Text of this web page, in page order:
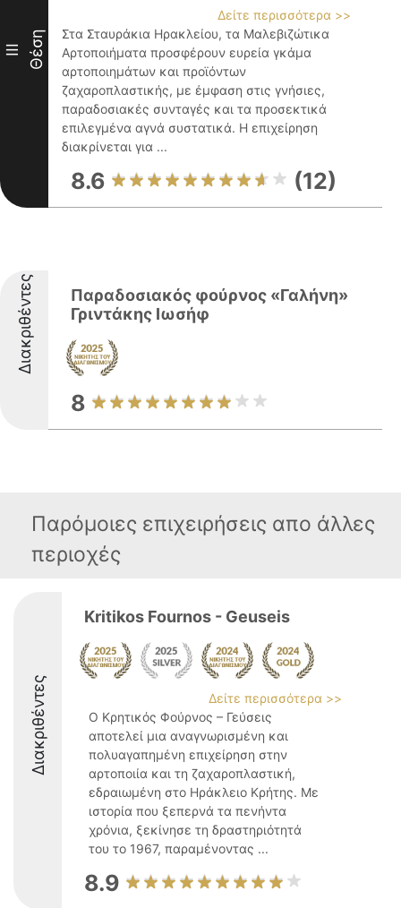
III Θέση
Δείτε περισσότερα >>
Στα Σταυράκια Ηρακλείου, τα Μαλεβιζώτικα
Αρτοποιήματα προσφέρουν ευρεία γκάμα
αρτοποιημάτων και προϊόντων
ζαχαροπλαστικής, με έμφαση στις γνήσιες,
παραδοσιακές συνταγές και τα προσεκτικά
επιλεγμένα αγνά συστατικά. Η επιχείρηση
διακρίνεται για ...
8.6 (12)
Διακριθέντες
Παραδοσιακός φούρνος «Γαλήνη»
Γριντάκης Ιωσήφ
8
Παρόμοιες επιχειρήσεις απο άλλες
περιοχές
Διακριθέντες
Kritikos Fournos - Geuseis
Δείτε περισσότερα >>
Ο Κρητικός Φούρνος – Γεύσεις
αποτελεί μια αναγνωρισμένη και
πολυαγαπημένη επιχείρηση στην
αρτοποιία και τη ζαχαροπλαστική,
εδραιωμένη στο Ηράκλειο Κρήτης. Με
ιστορία που ξεπερνά τα πενήντα
χρόνια, ξεκίνησε τη δραστηριότητά
του το 1967, παραμένοντας ...
8.9